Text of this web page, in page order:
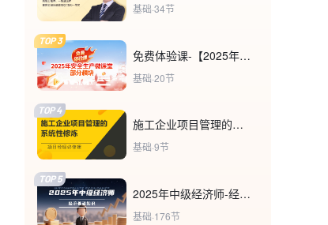
基础·34节
TOP 3
免费体验课-【2025年安全生产微课堂部分模块】
基础·20节
TOP 4
施工企业项目管理的系统性修炼
基础·9节
TOP 5
2025年中级经济师-经济基础知识
基础·176节